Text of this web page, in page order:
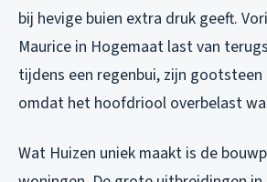
bij hevige buien extra druk geeft.
Maurice in Hogemaat last van
tijdens een regenbui, zijn
omdat het hoofdriool overbelast
Wat Huizen uniek maakt is de